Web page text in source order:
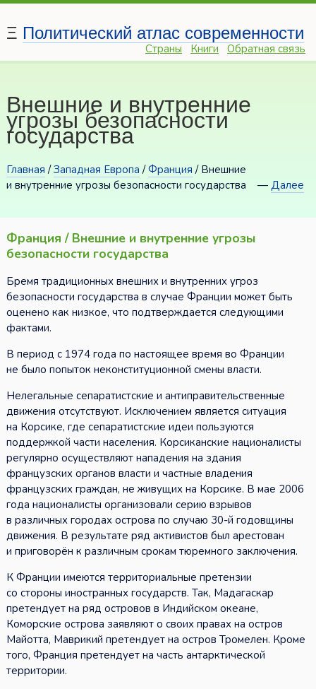
Ξ Политический атлас современности
Страны Книги Обратная связь
Внешние и внутренние
угрозы безопасности
государства
Главная /Западная Европа /Франция / Внешние
и внутренние угрозы безопасности государства
—Далее
Франция / Внешние и внутренние угрозы
безопасности государства
Бремя традиционных внешних и внутренних угроз
безопасности государства в случае Франции может быть
оценено как низкое, что подтверждается следующими
фактами.
В период с 1974 года по настоящее время во Франции
не было попыток неконституционной смены власти.
Нелегальные сепаратистские и антиправительственные
движения отсутствуют. Исключением является ситуация
на Корсике, где сепаратистские идеи пользуются
поддержкой части населения. Корсиканские националисты
регулярно осуществляют нападения на здания
французских органов власти и частные владения
французских граждан, не живущих на Корсике. В мае 2006
года националисты организовали серию взрывов
в различных городах острова по случаю 30-й годовщины
движения. В результате ряд активистов был арестован
и приговорён к различным срокам тюремного заключения.
К Франции имеются территориальные претензии
со стороны иностранных государств. Так, Мадагаскар
претендует на ряд островов в Индийском океане,
Коморские острова заявляют о своих правах на остров
Майотта, Маврикий претендует на остров Тромелен. Кроме
того, Франция претендует на часть антарктической
территории.